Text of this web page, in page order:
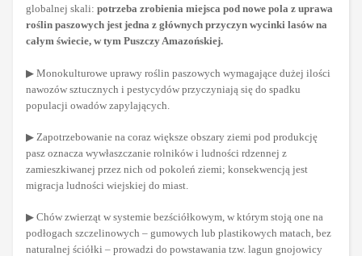
globalnej skali: potrzeba zrobienia miejsca pod nowe pola z uprawa
roślin paszowych jest jedna z głównych przyczyn wycinki lasów na
całym świecie, w tym Puszczy Amazońskiej.
▶ Monokulturowe uprawy roślin paszowych wymagające dużej ilości
nawozów sztucznych i pestycydów przyczyniają się do spadku
populacji owadów zapylających.
▶ Zapotrzebowanie na coraz większe obszary ziemi pod produkcję
pasz oznacza wywłaszczanie rolników i ludności rdzennej z
zamieszkiwanej przez nich od pokoleń ziemi; konsekwencją jest
migracja ludności wiejskiej do miast.
▶ Chów zwierząt w systemie bezściółkowym, w którym stoją one na
podłogach szczelinowych – gumowych lub plastikowych matach, bez
naturalnej ściółki – prowadzi do powstawania tzw. lagun gnojowicy